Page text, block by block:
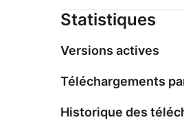
Statistiques
Versions actives
Téléchargements
Historique des